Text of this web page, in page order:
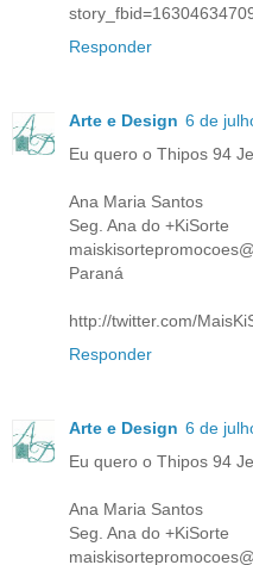
Responder
Arte e Design 6 de
Eu quero o Thipos 94
Ana Maria Santos
Seg. Ana do +KiSorte
Paraná
http://twitter.com/
Responder
Arte e Design 6 de
Eu quero o Thipos 94
Ana Maria Santos
Seg. Ana do +KiSorte